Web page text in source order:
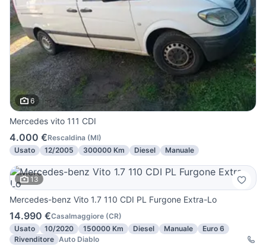
6
Mercedes vito 111 CDI
4.000 €Rescaldina (MI)
Usato
12/2005 300000 Km Diesel Manuale
13
Mercedes-benz Vito 1.7 110 CDI PL Furgone Extra-Lo
14.990 €Casalmaggiore (CR)
Usato
10/2020 150000 Km Diesel Manuale
Euro 6
Rivenditore Auto Diablo